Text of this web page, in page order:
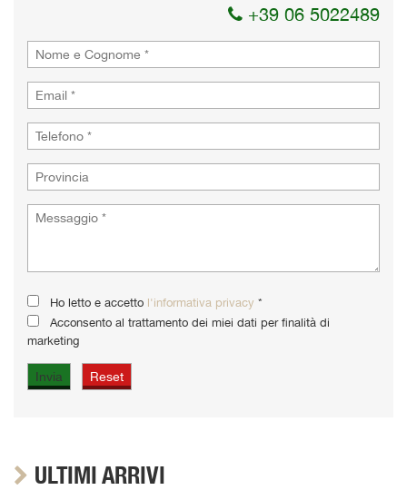
+39 06 5022489
Ho letto e accetto l'informativa privacy *
Acconsento al trattamento dei miei dati per finalità di
marketing
ULTIMI ARRIVI